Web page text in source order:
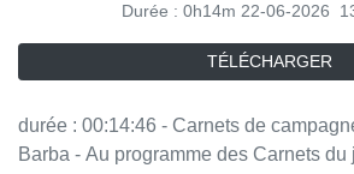
Durée : 0h14m 22-06-2026
TÉLÉCHARGER
durée : 00:14:46 - Carnets de campagne - par : Dorothée
Barba - Au programme des Carnets du